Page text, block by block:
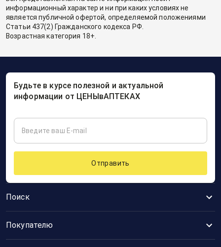
информационный характер и ни при каких условиях не
является публичной офертой, определяемой положениями
Статьи 437(2) Гражданского кодекса РФ.
Возрастная категория 18+.
Поиск
Покупателю
Будьте в курсе полезной и актуальной
информации от ЦЕНЫвАПТЕКАХ
Отправить